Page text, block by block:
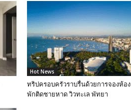
Hot News
ทริปครอบครัวราบรื่นด้วยการจองห้อง
พักติดชายหาด วิวทะเล พัทยา